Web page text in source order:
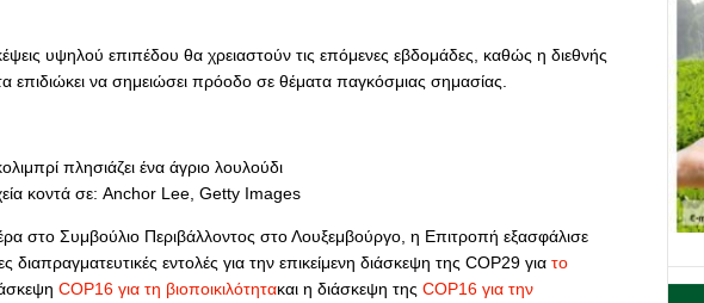
υψηλού επιπέδου θα χρειαστούν τις επόμενες εβδομάδες, καθώς η διεθνής
επιδιώκει να σημειώσει πρόοδο σε θέματα παγκόσμιας σημασίας.
κοντά σε: Anchor Lee, Getty Images
στο Συμβούλιο Περιβάλλοντος στο Λουξεμβούργο, η Επιτροπή εξασφάλισε
διαπραγματευτικές εντολές για την επικείμενη διάσκεψη της COP29 για το
COP16 για τη βιοποικιλότητακαι η διάσκεψη της COP16 για την